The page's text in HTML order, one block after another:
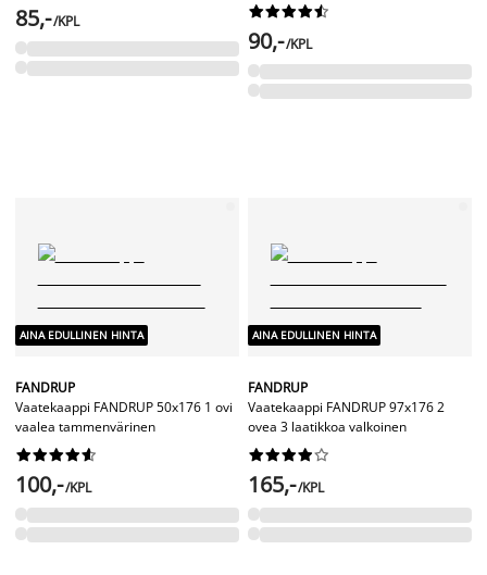
85,-/KPL






90,-/KPL
AINA EDULLINEN HINTA
FANDRUP
Vaatekaappi FANDRUP 50x176 1 ovi
vaalea tammenvärinen






100,-/KPL
AINA EDULLINEN HINTA
FANDRUP
Vaatekaappi FANDRUP 97x176 2
ovea 3 laatikkoa valkoinen






165,-/KPL